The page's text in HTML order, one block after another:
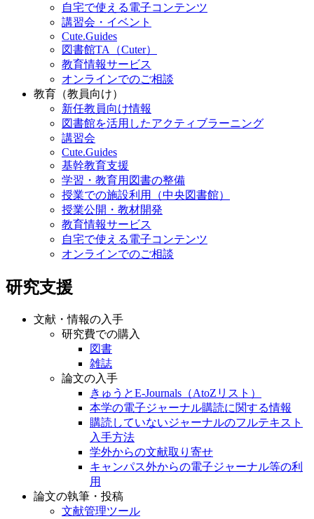
自宅で使える電子コンテンツ
講習会・イベント
Cute.Guides
図書館TA（Cuter）
教育情報サービス
オンラインでのご相談
教育（教員向け）
新任教員向け情報
図書館を活用したアクティブラーニング
講習会
Cute.Guides
基幹教育支援
学習・教育用図書の整備
授業での施設利用（中央図書館）
授業公開・教材開発
教育情報サービス
自宅で使える電子コンテンツ
オンラインでのご相談
研究支援
文献・情報の入手
研究費での購入
図書
雑誌
論文の入手
きゅうとE-Journals（AtoZリスト）
本学の電子ジャーナル購読に関する情報
購読していないジャーナルのフルテキスト
入手方法
学外からの文献取り寄せ
キャンパス外からの電子ジャーナル等の利
用
論文の執筆・投稿
文献管理ツール